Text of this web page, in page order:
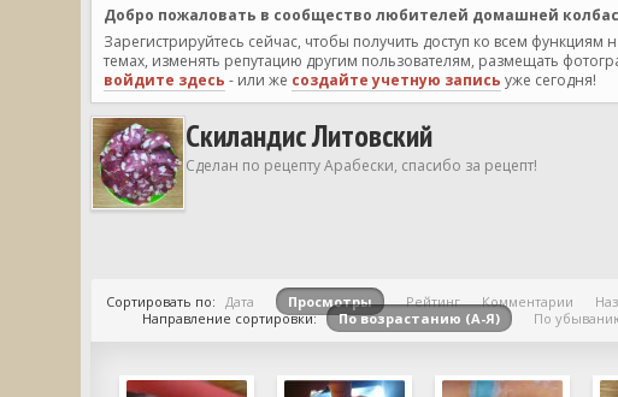
Добро пожаловать в сообщество любителей домашней
Зарегистрируйтесь сейчас, чтобы получить доступ ко всем
темах, изменять репутацию другим пользователям, размещать
войдите здесь - или же создайте учетную запись уже сегодня!
Скиландис Литовский
Сделан по рецепту Арабески, спасибо за рецепт!
Сортировать по: Дата Просмотры Рейтинг Комментарии
Направление сортировки:
По возрастанию (А-Я) По